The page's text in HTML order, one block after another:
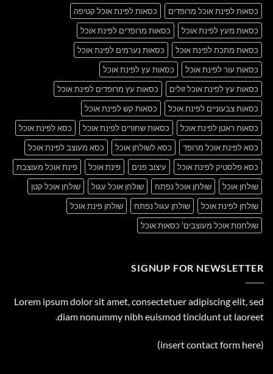
כסאות לפינת אוכל מרופדים
כסאות לפינת אוכל קטיפה
כסאות מעץ לפינת אוכל
כסאות מרופדים לפינת אוכל
כסאות מתכת לפינת אוכל
כסאות נערמים לפינת אוכל
כסאות עור לפינת אוכל
כסאות עץ לפינת אוכל
כסאות עץ לפינת אוכל זולים
כסאות עץ מרופדים לפינת אוכל
כסאות צבעוניים לפינת אוכל
כסאות קש לפינת אוכל
כסאות ראטן לפינת אוכל
כסאות שחורים לפינת אוכל
כסא לפינת אוכל
כסא לפינת אוכל מרופד
כסא לשולחן אוכל
כסא מעוצב לפינת אוכל
כסא פלסטיק לפינת אוכל
עיצוב פנים פינת אוכל
פינת אוכל מעוצבת
שולחן אוכל
שולחן אוכל נפתח שולחן אוכל עגול
שולחן אוכל קטן
שולחן לפינת אוכל
שולחן עגול נפתח
שולחן פינת אוכל
שולחנות אוכל מעוצבים' כסאות אוכל
SIGNUP FOR NEWSLETTER
Lorem ipsum dolor sit amet, consectetuer adipiscing elit, sed
diam nonummy nibh euismod tincidunt ut laoreet.
(insert contact form here)